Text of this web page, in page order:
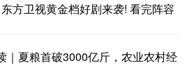
方卫视黄金档好剧来袭! 看完阵容
｜夏粮首破3000亿斤，农业农村经